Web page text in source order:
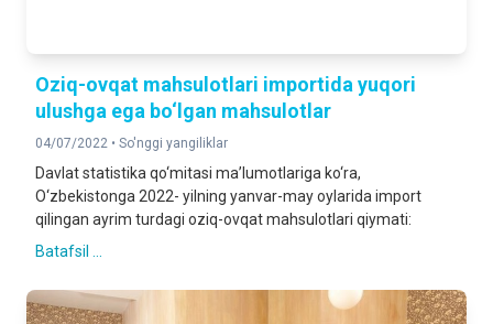
Oziq-ovqat mahsulotlari importida yuqori
ulushga ega bo‘lgan mahsulotlar
04/07/2022 • So'nggi yangiliklar
Davlat statistika qo‘mitasi ma’lumotlariga ko‘ra,
O‘zbekistonga 2022- yilning yanvar-may oylarida import
qilingan ayrim turdagi oziq-ovqat mahsulotlari qiymati:
Batafsil ...